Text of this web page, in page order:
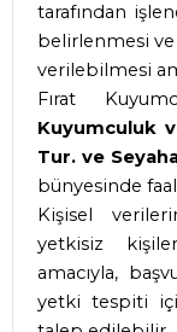
tarafından
belirlenmesi ve
verilebilmesi
Fırat
Kuyumculuk
Tur. ve
bünyesinde
Kişisel
yetkisiz
amacıyla,
yetki tespiti